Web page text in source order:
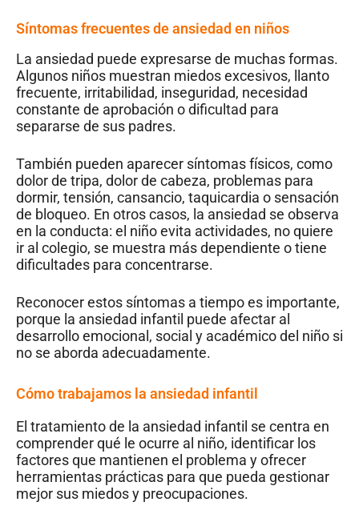
Síntomas frecuentes de ansiedad en niños
La ansiedad puede expresarse de muchas formas.
Algunos niños muestran miedos excesivos, llanto
frecuente, irritabilidad, inseguridad, necesidad
constante de aprobación o dificultad para
separarse de sus padres.
También pueden aparecer síntomas físicos, como
dolor de tripa, dolor de cabeza, problemas para
dormir, tensión, cansancio, taquicardia o sensación
de bloqueo. En otros casos, la ansiedad se observa
en la conducta: el niño evita actividades, no quiere
ir al colegio, se muestra más dependiente o tiene
dificultades para concentrarse.
Reconocer estos síntomas a tiempo es importante,
porque la ansiedad infantil puede afectar al
desarrollo emocional, social y académico del niño si
no se aborda adecuadamente.
Cómo trabajamos la ansiedad infantil
El tratamiento de la ansiedad infantil se centra en
comprender qué le ocurre al niño, identificar los
factores que mantienen el problema y ofrecer
herramientas prácticas para que pueda gestionar
mejor sus miedos y preocupaciones.